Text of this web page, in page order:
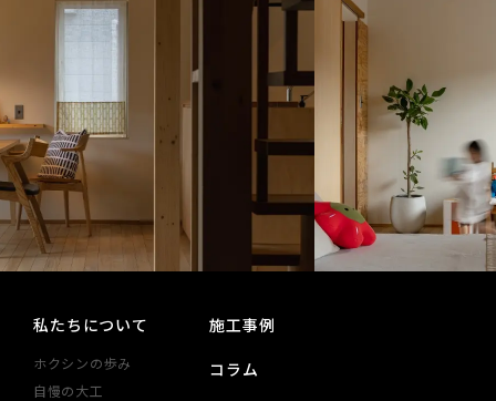
私たちについて
ホクシンの歩み
自慢の大工
施工事例
コラム